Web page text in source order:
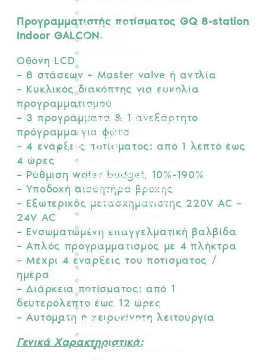
Προγραμματιστής ποτίσματος GQ 8-station
Indoor GALCON.
Οθόνη LCD
– 8 στάσεων + Master valve ή αντλία
– Κυκλικός διακόπτης για ευκολία
προγραμματισμού
– 3 προγράμματα & 1 ανεξάρτητο
πρόγραμμα για φώτα
– 4 ενάρξεις ποτίσματος: από 1 λεπτό έως
4 ώρες
– Ρύθμιση water budget, 10%-190%
– Υποδοχή αισθητήρα βροχής
– Εξωτερικός μετασχηματιστής 220V AC –
24V AC
– Ενσωματωμένη επαγγελματική βαλβίδα
– Απλός προγραμματισμός με 4 πλήκτρα
– Μέχρι 4 ενάρξεις του ποτίσματος /
ημέρα
– Διάρκεια ποτίσματος: από 1
δευτερόλεπτο έως 12 ώρες
– Αυτόματη ή χειροκίνητη λειτουργία
Γενικά Χαρακτηριστικά:
Ελαιοραβδιστικά
Τεμαχιστές
Εργαλεία-Προστασία
Αξεσουάρ Μηχανημάτων
Λιπαντικά
Μπαταρίες & Φορτιστές
Stihl Collection
Πότισμα
Λάστιχα Κήπου
Εξαρτήματα Βρύσης
Ποτιστικά Επιφανείας
Πλαστικά Εξαρτήματα
Σταλάκτες –
Μικροεξαρτήματα
Σωλήνες Αυτ. Ποτίσματος
Ηλεκτροβάνες
Φρεάτια Κήπου
Ορειχάλκινα Εξαρτήματα
Φυτά – Σπόροι
Σπόροι Κηπευτικών